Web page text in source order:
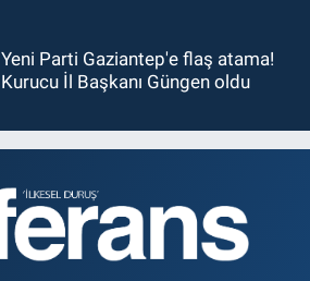
Yeni Parti Gaziantep'e flaş atama!
Kurucu İl Başkanı Güngen oldu